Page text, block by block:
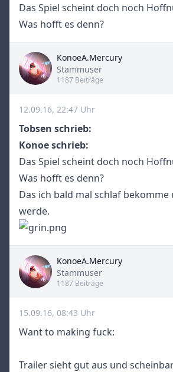
Das Spiel scheint doch noch
Was hofft es denn?
KonoeA.Mercury
Title
Stammuser
1187 Beiträge
12.09.16, 22:47 Uhr
Tobsen schrieb:
Konoe schrieb:
Das Spiel scheint doch noch
Was hofft es denn?
Das ich bald mal schlaf
werde.
KonoeA.Mercury
Title
Stammuser
1187 Beiträge
15.09.16, 08:43 Uhr
Want to making fuck:
Trailer sieht gut aus und